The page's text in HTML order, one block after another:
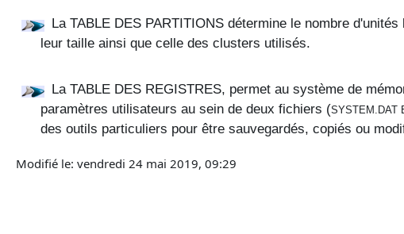
La TABLE DES PARTITIONSdétermine le nombre d'unités
leur taille ainsi que celle des clusters utilisés.
La TABLE DES REGISTRES, permet au système de
paramètres utilisateurs au sein de deux fichiers (SYSTEM.DAT
des outils particuliers pour être sauvegardés, copiés ou
Modifié le: vendredi 24 mai 2019, 09:29